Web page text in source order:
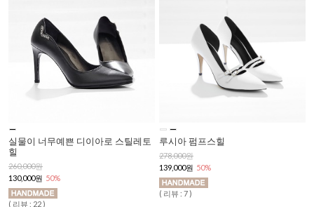
실물이 너무예쁜 디이아로 스틸레토
힐
260,000원
130,000원 50%
( 리뷰 : 22 )
루시아 펌프스힐
278,000원
139,000원 50%
( 리뷰 : 7 )